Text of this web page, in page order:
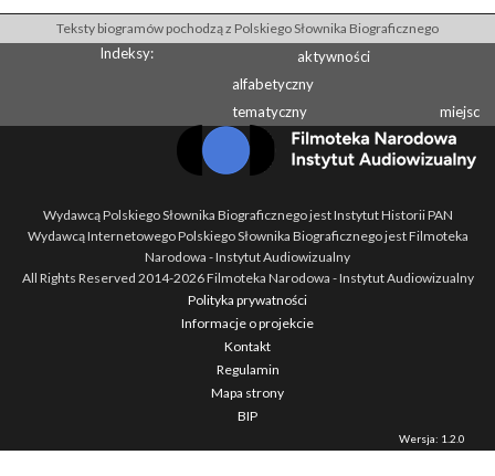
Teksty biogramów pochodzą z Polskiego Słownika Biograficznego
Indeksy:
aktywności
alfabetyczny
tematyczny
miejsc
Wydawcą Polskiego Słownika Biograficznego jest Instytut Historii PAN
Wydawcą Internetowego Polskiego Słownika Biograficznego jest Filmoteka
Narodowa - Instytut Audiowizualny
All Rights Reserved 2014-2026Filmoteka Narodowa - Instytut Audiowizualny
Polityka prywatności
Informacje o projekcie
Kontakt
Regulamin
Mapa strony
BIP
Wersja: 1.2.0